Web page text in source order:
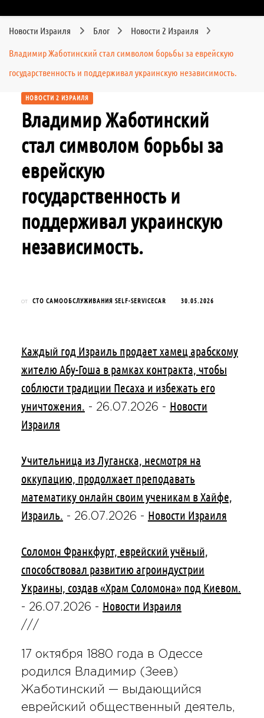
Новости Израиля Блог Новости 2 Израиля
Владимир Жаботинский стал символом борьбы за еврейскую
государственность и поддерживал украинскую независимость.
НОВОСТИ 2 ИЗРАИЛЯ
Владимир Жаботинский
стал символом борьбы за
еврейскую
государственность и
поддерживал украинскую
независимость.
от СТО САМООБСЛУЖИВАНИЯ SELF-SERVICECAR 30.05.2026
Каждый год Израиль продает хамец арабскому
жителю Абу-Гоша в рамках контракта, чтобы
соблюсти традиции Песаха и избежать его
уничтожения. - 26.07.2026 - Новости
Израиля
Учительница из Луганска, несмотря на
оккупацию, продолжает преподавать
математику онлайн своим ученикам в Хайфе,
Израиль. - 26.07.2026 - Новости Израиля
Соломон Франкфурт, еврейский учёный,
способствовал развитию агроиндустрии
Украины, создав «Храм Соломона» под Киевом.
- 26.07.2026 - Новости Израиля
///
17 октября 1880 года в Одессе
родился Владимир (Зеев)
Жаботинский — выдающийся
еврейский общественный деятель,